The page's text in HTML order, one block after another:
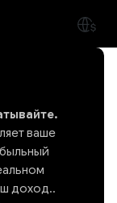
ваше
доход..